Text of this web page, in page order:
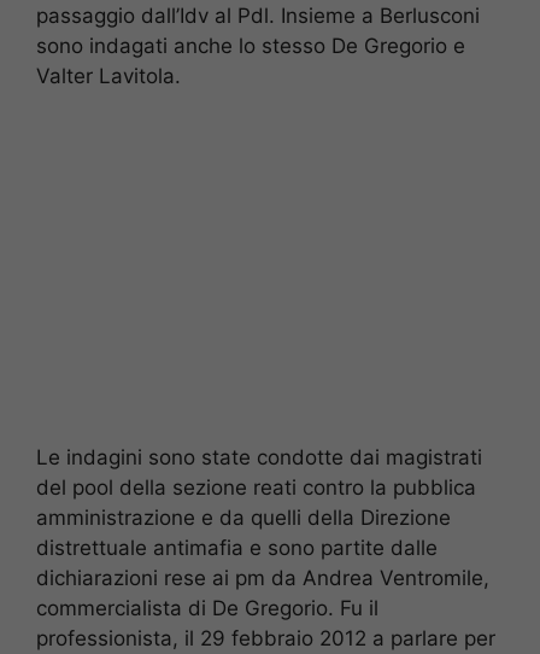
passaggio dall’Idv al Pdl. Insieme a Berlusconi
sono indagati anche lo stesso De Gregorio e
Valter Lavitola.
Le indagini sono state condotte dai magistrati
del pool della sezione reati contro la pubblica
amministrazione e da quelli della Direzione
distrettuale antimafia e sono partite dalle
dichiarazioni rese ai pm da Andrea Ventromile,
commercialista di De Gregorio. Fu il
professionista, il 29 febbraio 2012 a parlare per